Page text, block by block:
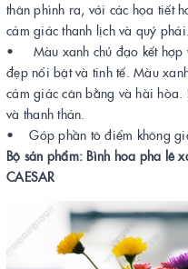
thân phình ra, với các họa tiết
cảm giác thanh lịch và quý phái.
• Màu xanh chủ đạo kết hợp
đẹp nổi bật và tinh tế. Màu
cảm giác cân bằng và hài
và thanh thản.
• Góp phần tô điểm không
Bộ sản phẩm: Bình hoa pha lê
CAESAR